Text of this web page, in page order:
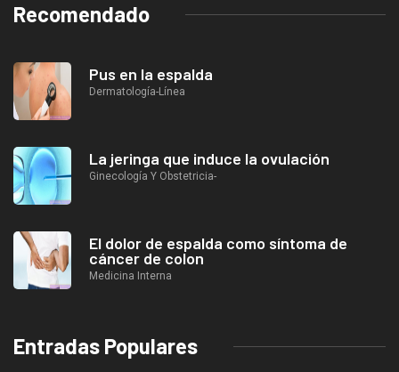
Recomendado
Pus en la espalda
Dermatología-Línea
La jeringa que induce la ovulación
Ginecología Y Obstetricia-
El dolor de espalda como síntoma de
cáncer de colon
Medicina Interna
Entradas Populares